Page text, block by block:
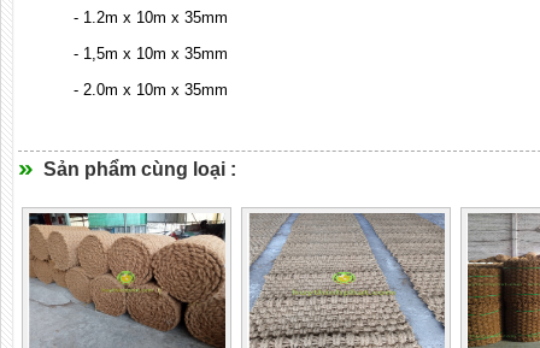
- 1.2m x 10m x 35mm
- 1,5m x 10m x 35mm
- 2.0m x 10m x 35mm
Sản phẩm cùng loại :